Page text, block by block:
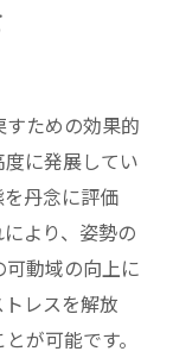
ための効果的
に発展してい
を丹念に評価
より、姿勢の
動域の向上に
レスを解放
が可能です。